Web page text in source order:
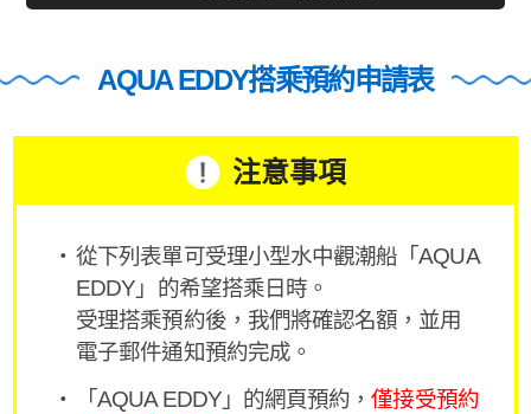
AQUA EDDY搭乘預約申請表
注意事項
從下列表單可受理小型水中觀潮船「AQUA
EDDY」的希望搭乘日時。
受理搭乘預約後，我們將確認名額，並用
電子郵件通知預約完成。
「AQUA EDDY」的網頁預約，僅接受預約